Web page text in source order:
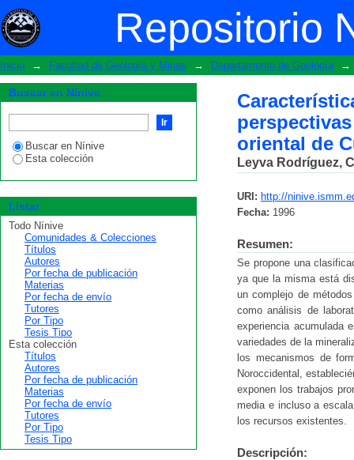
Repositorio
Características geológicas,
cuarzo filoniano de la región oriental
Inicio → Facultad de Geología y Minas → Departamento de Geología →
oriental de
Leyva Rodríguez,
URI: http://
Fecha: 1996
Resumen:
Se propone una
ya que la misma está
un complejo de
como análisis de
experiencia acumulada
variedades de la
los mecanismos de
Noroccidental,
exponen los trabajos
media e incluso a
los recursos existentes.
Descripción:
Buscar en Nínive
Buscar en Nínive
Esta colección
Listar
Todo Nínive
Comunidades & Colecciones
Títulos
Autores
Por fecha de publicación
Materias
Por fecha de envío
Tutores
Por Tipo
Tesis Tipo
Esta colección
Títulos
Autores
Por fecha de publicación
Materias
Por fecha de envío
Tutores
Por Tipo
Tesis Tipo